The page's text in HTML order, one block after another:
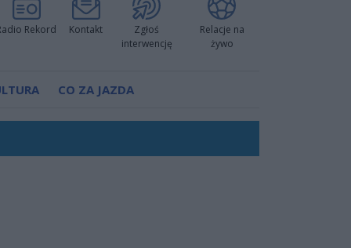
Rekord Kontakt
Zgłoś
interwencję
Relacje na
żywo
CO ZA JAZDA